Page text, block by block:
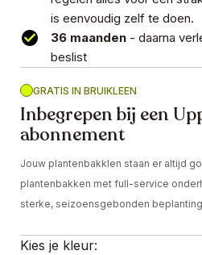
is eenvoudig zelf te doen.
36 maanden - daarna
beslist
GRATIS IN BRUIKLEEN
Inbegrepen bij een
abonnement
Jouw plantenbakklen staan er altijd
plantenbakken met full-service
sterke, seizoensgebonden
Kies je kleur: